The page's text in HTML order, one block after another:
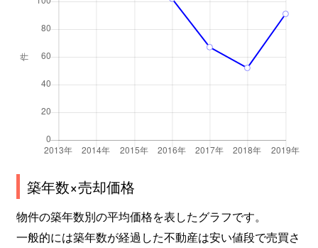
築年数×売却価格
物件の築年数別の平均価格を表したグラフです。
一般的には築年数が経過した不動産は安い値段で売買さ